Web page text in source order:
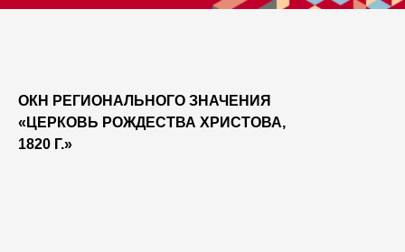
ОКН РЕГИОНАЛЬНОГО ЗНАЧЕНИЯ
«ЦЕРКОВЬ РОЖДЕСТВА ХРИСТОВА,
1820 Г.»